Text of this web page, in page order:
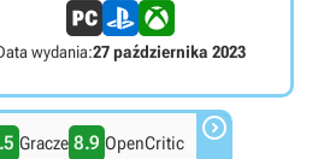
wydania:27 października 2023
Gracze 8.9 OpenCritic 